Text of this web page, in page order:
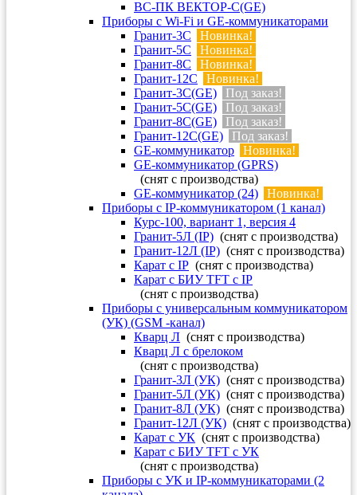
ВС-ПК ВЕКТОР-С(GE)
Приборы с Wi-Fi и GE-коммуникаторами
Гранит-3С
Новинка!
Гранит-5С
Новинка!
Гранит-8С
Новинка!
Гранит-12С
Новинка!
Гранит-3С(GE)
Под заказ!
Гранит-5С(GE)
Под заказ!
Гранит-8С(GE)
Под заказ!
Гранит-12С(GE)
Под заказ!
GE-коммуникатор
Новинка!
GE-коммуникатор (GPRS)
(снят с производства)
GE-коммуникатор (24)
Новинка!
Приборы с IP-коммуникатором (1 канал)
Курс-100, вариант 1, версия 4
Гранит-5Л (IP) (снят с производства)
Гранит-12Л (IP) (снят с производства)
Карат с IP (снят с производства)
Карат с БИУ TFT с IP
(снят с производства)
Приборы с универсальным коммуникатором
(УК) (GSM -канал)
Кварц Л (снят с производства)
Кварц Л с брелоком
(снят с производства)
Гранит-3Л (УК) (снят с производства)
Гранит-5Л (УК) (снят с производства)
Гранит-8Л (УК) (снят с производства)
Гранит-12Л (УК) (снят с производства)
Карат с УК (снят с производства)
Карат с БИУ TFT с УК
(снят с производства)
Приборы с УК и IP-коммуникаторами (2